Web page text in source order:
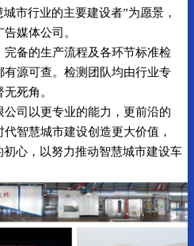
市行业的主要建设者”为愿景，
媒体公司。
备的生产流程及各环节标准检
源可查。检测团队均由行业专
死角。
司以更专业的能力，更前沿的
智慧城市建设创造更大价值，
心，以努力推动智慧城市建设车